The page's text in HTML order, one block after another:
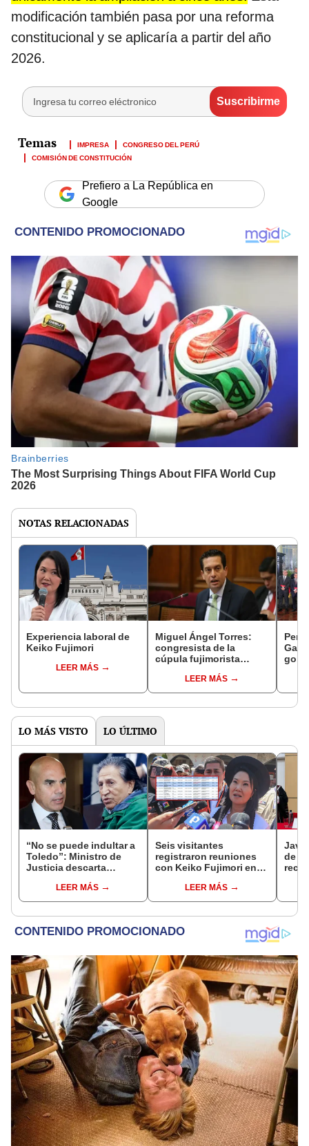
modificación también pasa por una reforma
constitucional y se aplicaría a partir del año
2026.
IMPRESA
CONGRESO DEL PERÚ
COMISIÓN DE CONSTITUCIÓN
Prefiero a La República en
Google
NOTAS RELACIONADAS
Experiencia laboral de
Keiko Fujimori
LEER MÁS
Miguel Ángel Torres:
congresista de la
cúpula fujimorista
del SenadoLEER MÁS
LO MÁS VISTO LO ÚLTIMO
“No se puede indultar a
Toledo”: Ministro de
Justicia descarta
exmandatario
LEER MÁS
Seis visitantes
registraron reuniones
con Keiko Fujimori en
presidenta se
encontraba en Junín
LEER MÁS
de